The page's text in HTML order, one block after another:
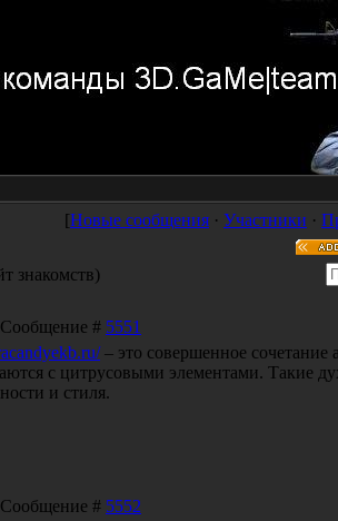
[Новые сообщения · Участники ·
знакомств)
Сообщение # 5551
– это совершенное сочетание
с цитрусовыми элементами. Такие
и стиля.
Сообщение # 5552